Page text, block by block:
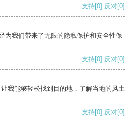
支持[0] 反对[0]
为我们带来了无限的隐私保护和安全性保
支持[0] 反对[0]
我能够轻松找到目的地，了解当地的风土
支持[0] 反对[0]